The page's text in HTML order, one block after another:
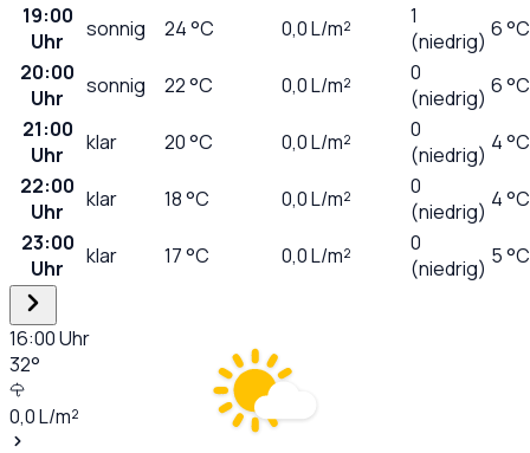
19:00
Uhr
sonnig 24°C 0,0L/m²
1
(niedrig) 6 °C
20:00
Uhr
sonnig 22°C 0,0L/m²
0
(niedrig) 6 °C
21:00
Uhr
klar 20°C 0,0L/m²
0
(niedrig) 4 °C
22:00
Uhr
klar 18°C 0,0L/m²
0
(niedrig) 4 °C
23:00
Uhr
klar 17°C 0,0L/m²
0
(niedrig) 5 °C
16:00Uhr
32°
0,0L/m²